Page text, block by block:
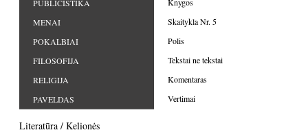
PUBLICISTIKA
MENAI
POKALBIAI
FILOSOFIJA
RELIGIJA
PAVELDAS
Skaitykla Nr. 5
Polis
Tekstai ne tekstai
Komentaras
Vertimai
Literatūra / Kelionės